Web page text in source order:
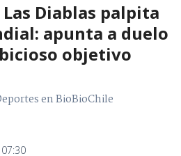
Las Diablas palpita
apunta a duelo
objetivo
en BioBioChile